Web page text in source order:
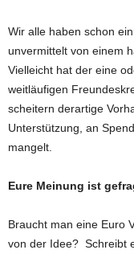
Wir alle haben schon
unvermittelt von einem
Vielleicht hat der eine
weitläufigen
scheitern derartige
Unterstützung, an
mangelt.
Eure Meinung ist
Braucht man eine Euro
von der Idee? Schreibt